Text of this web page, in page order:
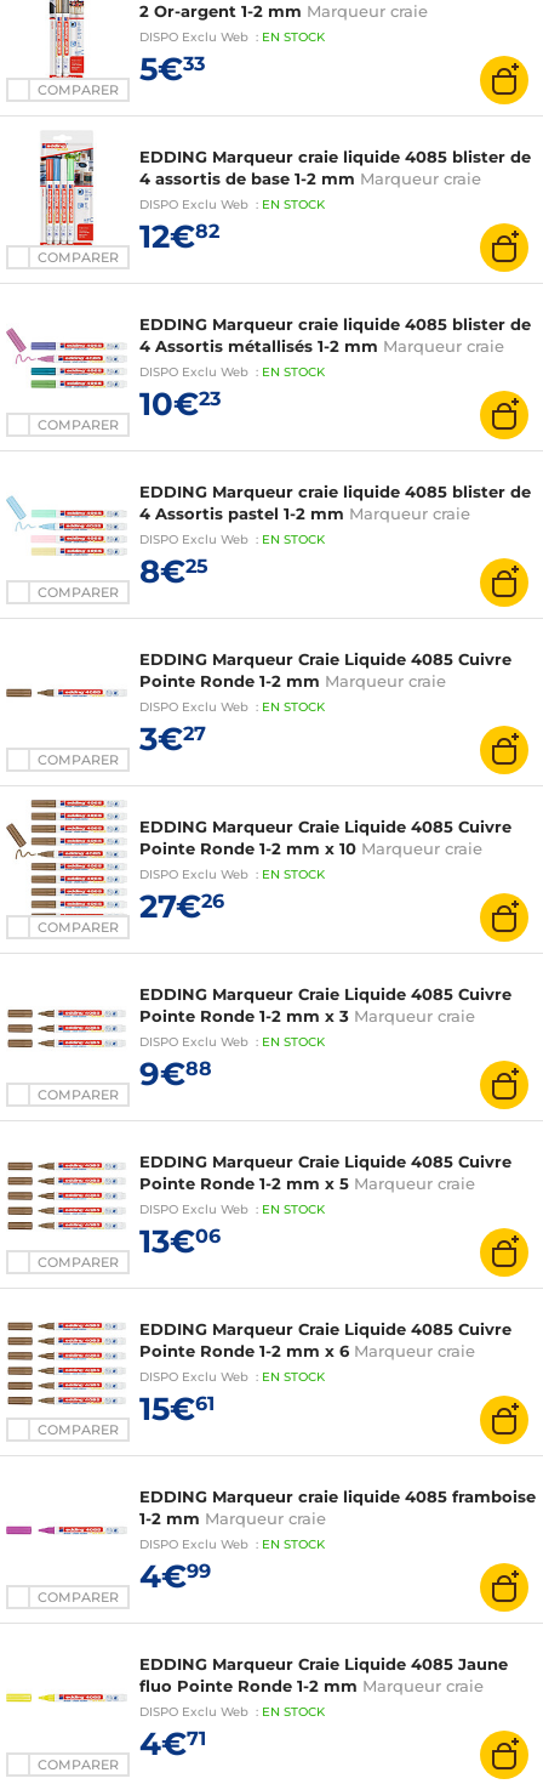
COMPARER
2 Or-argent 1-2 mm Marqueur craie
DISPO Exclu Web : EN STOCK
5€33
COMPARER
EDDING Marqueur craie liquide 4085 blister de
4 assortis de base 1-2 mm Marqueur craie
DISPO Exclu Web : EN STOCK
12€82
COMPARER
EDDING Marqueur craie liquide 4085 blister de
4 Assortis métallisés 1-2 mm Marqueur craie
DISPO Exclu Web : EN STOCK
10€23
COMPARER
EDDING Marqueur craie liquide 4085 blister de
4 Assortis pastel 1-2 mm Marqueur craie
DISPO Exclu Web : EN STOCK
8€25
COMPARER
EDDING Marqueur Craie Liquide 4085 Cuivre
Pointe Ronde 1-2 mm Marqueur craie
DISPO Exclu Web : EN STOCK
3€27
COMPARER
EDDING Marqueur Craie Liquide 4085 Cuivre
Pointe Ronde 1-2 mm x 10 Marqueur craie
DISPO Exclu Web : EN STOCK
27€26
COMPARER
EDDING Marqueur Craie Liquide 4085 Cuivre
Pointe Ronde 1-2 mm x 3 Marqueur craie
DISPO Exclu Web : EN STOCK
9€88
COMPARER
EDDING Marqueur Craie Liquide 4085 Cuivre
Pointe Ronde 1-2 mm x 5 Marqueur craie
DISPO Exclu Web : EN STOCK
13€06
COMPARER
EDDING Marqueur Craie Liquide 4085 Cuivre
Pointe Ronde 1-2 mm x 6 Marqueur craie
DISPO Exclu Web : EN STOCK
15€61
COMPARER
EDDING Marqueur craie liquide 4085 framboise
1-2 mm Marqueur craie
DISPO Exclu Web : EN STOCK
4€99
COMPARER
EDDING Marqueur Craie Liquide 4085 Jaune
fluo Pointe Ronde 1-2 mm Marqueur craie
DISPO Exclu Web : EN STOCK
4€71